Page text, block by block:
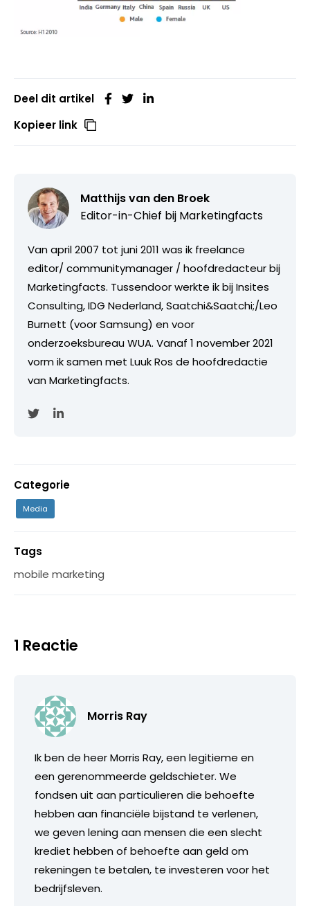
Deel dit artikel
Kopieer link
Matthijs van den Broek
Editor-in-Chief bij Marketingfacts
Van april 2007 tot juni 2011 was ik freelance
editor/ communitymanager / hoofdredacteur bij
Marketingfacts. Tussendoor werkte ik bij Insites
Consulting, IDG Nederland, Saatchi&Saatchi;/Leo
Burnett (voor Samsung) en voor
onderzoeksbureau WUA. Vanaf 1 november 2021
vorm ik samen met Luuk Ros de hoofdredactie
van Marketingfacts.
Categorie
Media
Tags
mobile marketing
1 Reactie
Morris Ray
Ik ben de heer Morris Ray, een legitieme en
een gerenommeerde geldschieter. We
fondsen uit aan particulieren die behoefte
hebben aan financiële bijstand te verlenen,
we geven lening aan mensen die een slecht
krediet hebben of behoefte aan geld om
rekeningen te betalen, te investeren voor het
bedrijfsleven.